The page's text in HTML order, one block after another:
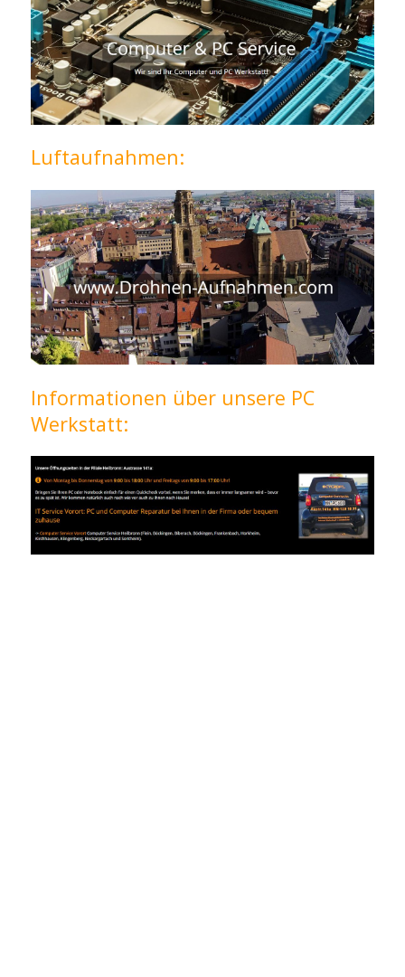
Luftaufnahmen:
Informationen über unsere PC
Werkstatt: